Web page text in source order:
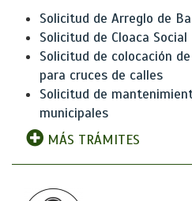
Solicitud de Arreglo de
Solicitud de Cloaca Social
Solicitud de colocación
para cruces de calles
Solicitud de
municipales
MÁS TRÁMITES